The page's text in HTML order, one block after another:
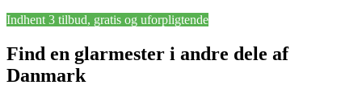
Indhent 3 tilbud, gratis og uforpligtende
Find en glarmester i andre dele af
Danmark